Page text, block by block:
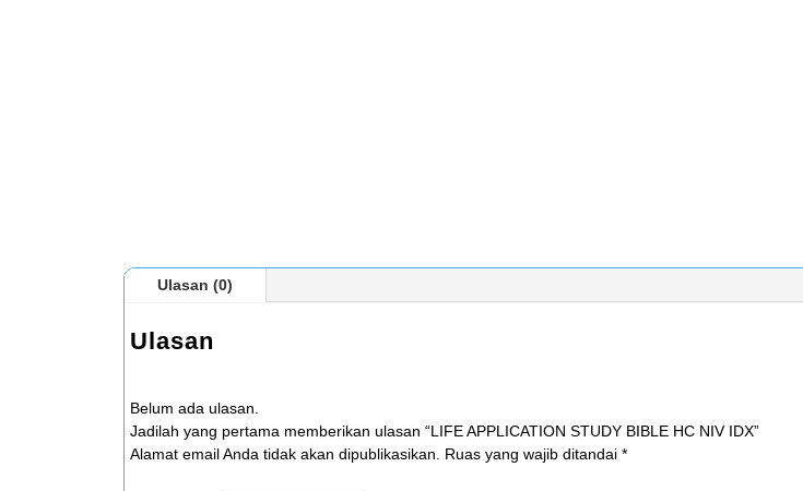
Ulasan (0)
Ulasan
Belum ada ulasan.
Jadilah yang pertama memberikan ulasan “LIFE APPLICATION STUDY BIBLE HC NIV IDX”
Alamat email Anda tidak akan dipublikasikan. Ruas yang wajib ditandai *